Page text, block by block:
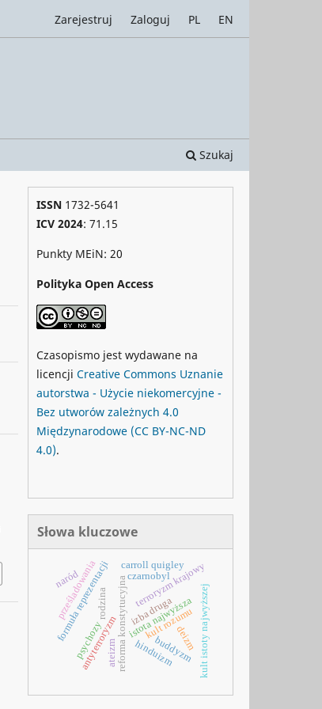
Szukaj
Zarejestruj Zaloguj PL EN
ISSN 1732-5641
ICV 2024: 71.15
Punkty MEiN: 20
Polityka Open Access
Czasopismo jest wydawane na
licencji Creative Commons Uznanie
autorstwa - Użycie niekomercyjne -
Bez utworów zależnych 4.0
Międzynarodowe (CC BY-NC-ND
4.0).
Słowa kluczowe
rodzina reforma konstytucyjnaistota najwyższakult istoty najwyższej
kult rozumu
formuła reprezentacji izba druga
prześladowania
hinduizmbuddyzm
terroryzm krajowy
antyterroryzm
czarnobyl
deizm
psychozy
carroll quigley
ateizm
naród